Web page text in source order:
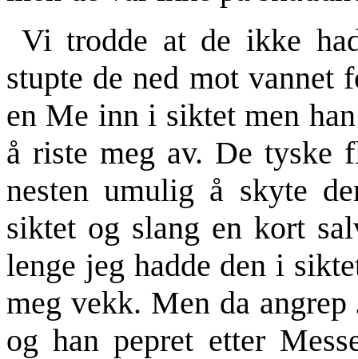
Vi trodde at de ikke
stupte de ned mot vannet
en Me inn i siktet men
å riste meg av. De tyske
nesten umulig å skyte
siktet og slang en kort
lenge jeg hadde den i
meg vekk. Men da
og han pepret etter